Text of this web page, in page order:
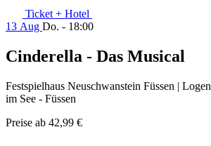
Ticket + Hotel
13 Aug Do. - 18:00
Cinderella - Das Musical
Festspielhaus Neuschwanstein Füssen |
im See - Füssen
Preise ab 42,99 €